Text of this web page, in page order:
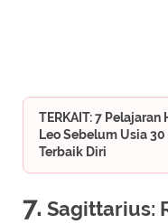
TERKAIT: 7
Leo Sebelum Usia
Terbaik Diri
7. Sagittarius: